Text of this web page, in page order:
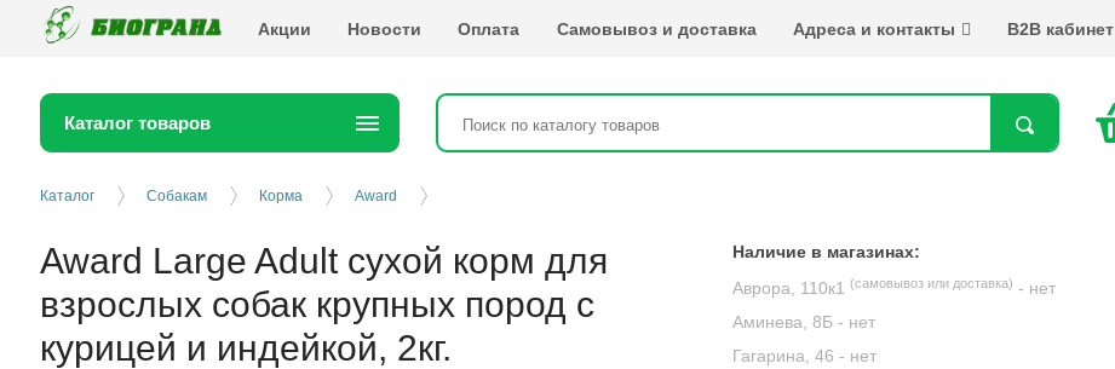
Акции Новости Оплата Самовывоз и доставка Адреса и контакты B2B кабинет
Каталог товаров Найти
Каталог Собакам Корма Award
Award Large Adult сухой корм для
взрослых собак крупных пород с
курицей и индейкой, 2кг.
Наличие в магазинах:
Аврора, 110к1
(самовывоз или доставка) - нет
Аминева, 8Б - нет
Гагарина, 46 - нет